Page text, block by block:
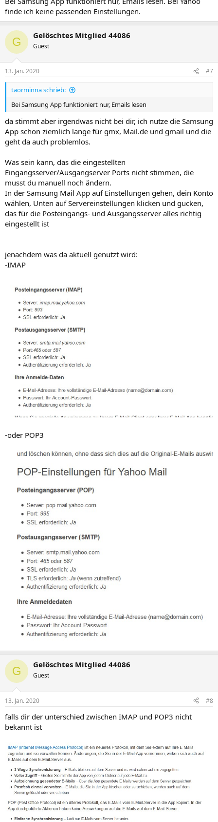
finde ich keine passenden Einstellungen.
G Gelöschtes Mitglied 44086
Guest
13. Jan. 2020 #7
taorminna schrieb:
Bei Samsung App funktioniert nur, Emails lesen
da stimmt aber irgendwas nicht bei dir, ich nutze die Samsung
App schon ziemlich lange für gmx, Mail.de und gmail und die
geht da auch problemlos.
Was sein kann, das die eingestellten
Eingangsserver/Ausgangserver Ports nicht stimmen, die
musst du manuell noch ändern.
In der Samsung Mail App auf Einstellungen gehen, dein Konto
wählen, Unten auf Servereinstellungen klicken und gucken,
das für die Posteingangs- und Ausgangsserver alles richtig
eingestellt ist
jenachdem was da aktuell genutzt wird:
-IMAP
-oder POP3
G Gelöschtes Mitglied 44086
Guest
13. Jan. 2020 #8
falls dir der unterschied zwischen IMAP und POP3 nicht
bekannt ist